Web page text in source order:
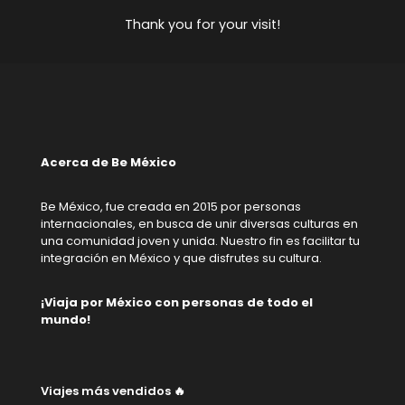
Thank you for your visit!
Acerca de Be México
Be México, fue creada en 2015 por personas
internacionales, en busca de unir diversas culturas en
una comunidad joven y unida. Nuestro fin es facilitar tu
integración en México y que disfrutes su cultura.
¡Viaja por México con personas de todo el
mundo!
Viajes más vendidos 🔥